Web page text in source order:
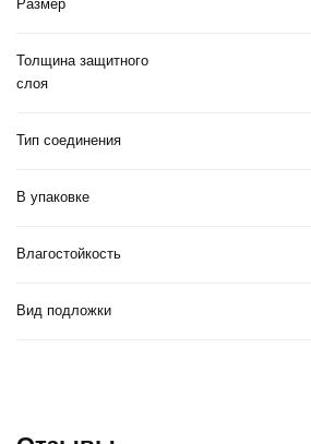
Размер
Толщина защитного
слоя
Тип соединения
В упаковке
Влагостойкость
Вид подложки